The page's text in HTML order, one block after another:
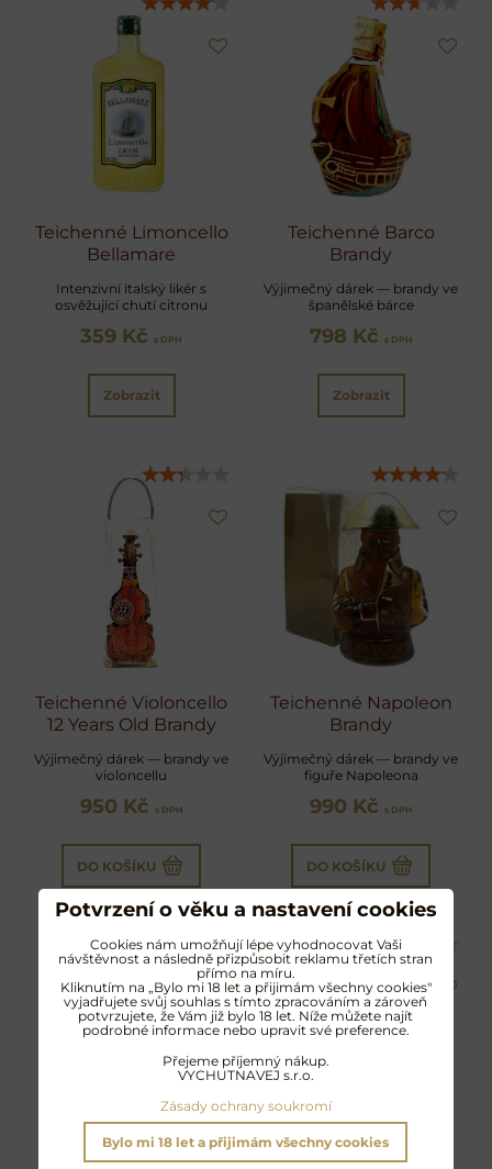
Teichenné Limoncello
Bellamare
Intenzivní italský likér s
osvěžující chutí citronu
359 Kč s DPH
Zobrazit
Teichenné Barco
Brandy
Výjimečný dárek — brandy ve
španělské bárce
798 Kč s DPH
Zobrazit
Teichenné Violoncello
12 Years Old Brandy
Výjimečný dárek — brandy ve
violoncellu
950 Kč s DPH
DO KOŠÍKU
Teichenné Napoleon
Brandy
Výjimečný dárek — brandy ve
figuře Napoleona
990 Kč s DPH
DO KOŠÍKU
Potvrzení o věku a nastavení cookies
Cookies nám umožňují lépe vyhodnocovat Vaši
návštěvnost a následně přizpůsobit reklamu třetích stran
přímo na míru.
Kliknutím na „Bylo mi 18 let a přijimám všechny cookies"
vyjadřujete svůj souhlas s tímto zpracováním a zároveň
potvrzujete, že Vám již bylo 18 let. Níže můžete najít
podrobné informace nebo upravit své preference.
Přejeme příjemný nákup.
VYCHUTNAVEJ s.r.o.
Zásady ochrany soukromí
Bylo mi 18 let a přijimám všechny cookies